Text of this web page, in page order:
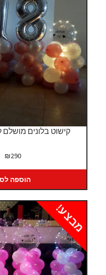
קישוט בלונים מושלם
₪290
הוספה
מבצע!